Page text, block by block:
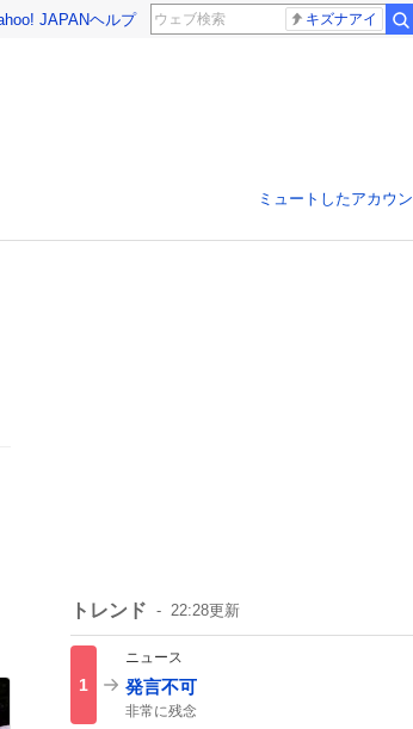
JAPANヘルプ キズナアイ
ミュートしたアカウン
トレンド 22:28更新
1
ニュース
発言不可
非常に残念